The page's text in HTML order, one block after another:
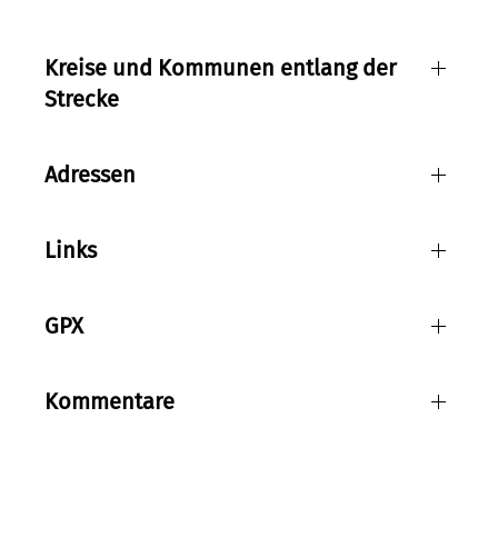
Kreise und Kommunen entlang der
Strecke
Adressen
Links
GPX
Kommentare